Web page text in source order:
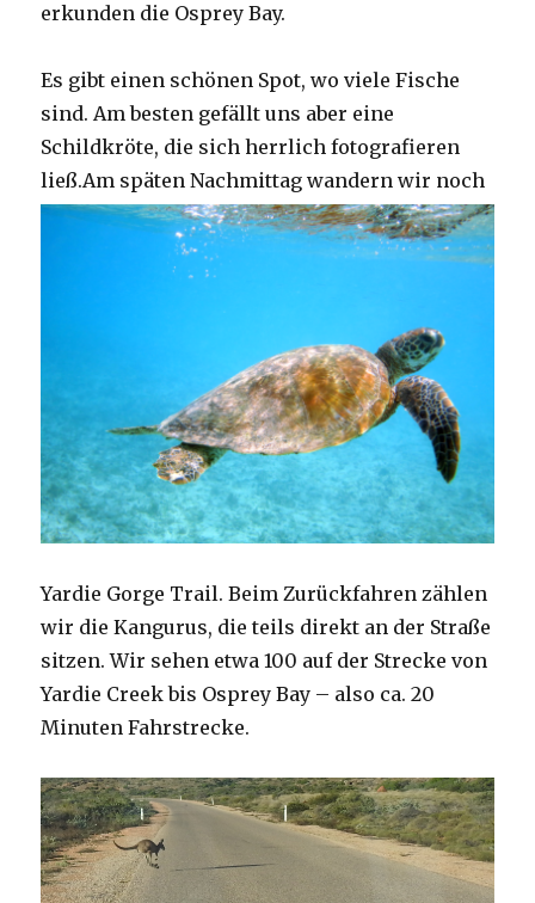
erkunden die Osprey Bay.
Es gibt einen schönen Spot, wo viele Fische
sind. Am besten gefällt uns aber eine
Schildkröte, die sich herrlich fotografieren
ließ.Am späten Nachmittag wandern wir noch
Yardie Gorge Trail. Beim Zurückfahren zählen
wir die Kangurus, die teils direkt an der Straße
sitzen. Wir sehen etwa 100 auf der Strecke von
Yardie Creek bis Osprey Bay – also ca. 20
Minuten Fahrstrecke.